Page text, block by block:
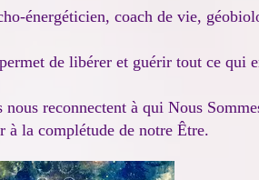
énergéticien, coach de vie,
de libérer et guérir tout ce qui
reconnectent à qui Nous
à la complétude de notre Être.